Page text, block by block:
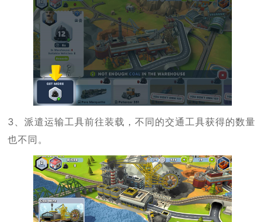
3、派遣运输工具前往装载，不同的交通工具获得的数量
也不同。